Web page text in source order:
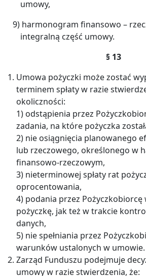
umowy,
9) harmonogram finansowo –
integralną część umowy.
§ 13
Umowa pożyczki może zostać
terminem spłaty w razie
okoliczności:
1) odstąpienia przez
zadania, na które pożyczka
2) nie osiągnięcia planowanego
lub rzeczowego, określonego w
finansowo-rzeczowym,
3) nieterminowej spłaty rat
oprocentowania,
4) podania przez Pożyczkobiorcę
pożyczkę, jak też w trakcie
danych,
5) nie spełniania przez
warunków ustalonych w umowie.
Zarząd Funduszu podejmuje
umowy w razie stwierdzenia, że: